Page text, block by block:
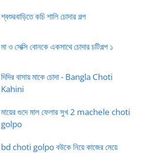
শ্বশুরবাড়িতে কচি শালি চোদার গল্প
মা ও সেক্সি বোনকে একসাথে চোদার চটিগল্প ১
দিদির বাসায় মাকে চোদা - Bangla Choti
Kahini
মায়ের গুদে মাল ফেলার সুখ 2 machele choti
golpo
bd choti golpo বউকে নিয়ে কাজের মেয়ে